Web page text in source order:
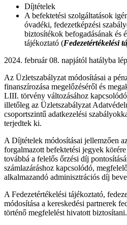
Díjtételek
A befektetési szolgáltatások
óvadéki, fedezetképzési
biztosítékok befogadásának és
tájékoztató (Fedezetértékelési
2024. február 08. napjától hatályba
Az Üzletszabályzat módosításai a
finanszírozása megelőzéséről és
LIII. törvény változásához
illetőleg az Üzletszabályzat
csoportszintű adatkezelési
terjedtek ki.
A Díjtételek módosításai jellemzően
forgalmazott befektetési jegyek
továbbá a felelős őrzési díj
számlazáráshoz kapcsolódó,
alkalmazandó adminisztrációs díj
A Fedezetértékelési tájékoztató,
módosítása a kereskedési partnerek
történő megfelelést hivatott biztosítani.